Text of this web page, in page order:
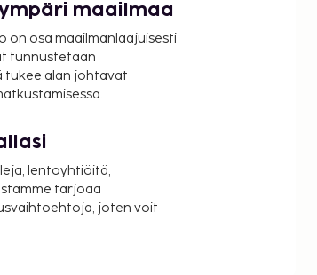
maailmaa
on osa maailmanlaajuisesti
tunnustetaan
tukee alan johtavat
lentoyhtiöitä,
tarjoaa
joten voit